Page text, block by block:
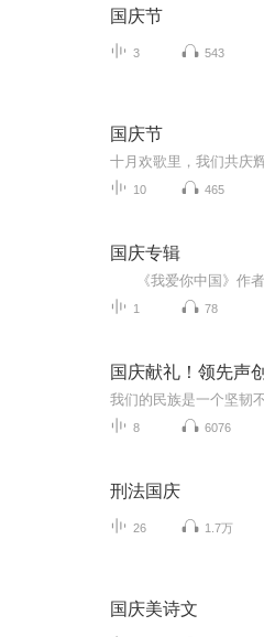
国庆节
3 543
国庆节
10 465
国庆专辑
1 78
国庆献礼！领先声
8 6076
刑法国庆
26 1.7万
国庆美诗文